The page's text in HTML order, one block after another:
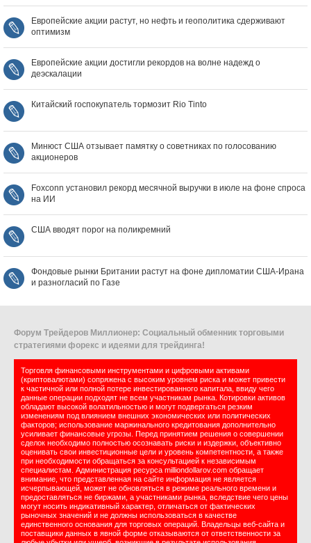
Европейские акции растут, но нефть и геополитика сдерживают
оптимизм
Европейские акции достигли рекордов на волне надежд о
деэскалации
Китайский госпокупатель тормозит Rio Tinto
Минюст США отзывает памятку о советниках по голосованию
акционеров
Foxconn установил рекорд месячной выручки в июле на фоне спроса
на ИИ
США вводят порог на поликремний
Фондовые рынки Британии растут на фоне дипломатии США‑Ирана
и разногласий по Газе
Форум Трейдеров Миллионер: Социальный обменник торговыми
стратегиями форекс и идеями для трейдинга!
Торговля финансовыми инструментами и цифровыми активами
(криптовалютами) сопряжена с высоким уровнем риска и может привести
к частичной или полной потере инвестированного капитала, ввиду чего
данные операции подходят не всем участникам рынка. Котировки активов
обладают высокой волатильностью и могут подвергаться резким
изменениям под влиянием внешних экономических или политических
факторов; использование маржинального кредитования дополнительно
усиливает финансовые угрозы. Перед принятием решения о совершении
сделок необходимо полностью осознавать риски и издержки, объективно
оценивать свои инвестиционные цели и уровень компетентности, а также
при необходимости обращаться за консультацией к независимым
специалистам. Администрация ресурса milliondollarov.com обращает
внимание, что представленная на сайте информация не является
исчерпывающей, может не обновляться в режиме реального времени и
предоставляться не биржами, а участниками рынка, вследствие чего цены
могут носить индикативный характер, отличаться от фактических
рыночных значений и не должны использоваться в качестве
единственного основания для торговых операций. Владельцы веб-сайта и
поставщики данных в явной форме отказываются от ответственности за